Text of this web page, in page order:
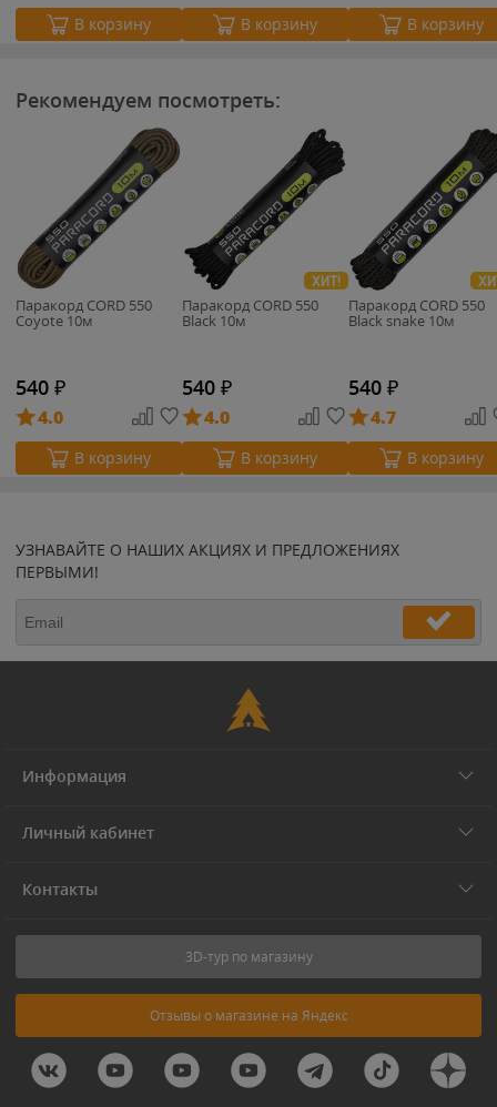
В корзину В корзину В корзину
Рекомендуем посмотреть:
Паракорд CORD 550
Coyote 10м
540 ₽
4.0
В корзину
ХИТ!
Паракорд CORD 550
Black 10м
540 ₽
4.0
В корзину
Паракорд CORD 550
Black snake 10м
540 ₽
4.7
В корзину
УЗНАВАЙТЕ О НАШИХ АКЦИЯХ И ПРЕДЛОЖЕНИЯХ
ПЕРВЫМИ!
Информация
Личный кабинет
Контакты
3D-тур по магазину
Отзывы о магазине на Яндекс